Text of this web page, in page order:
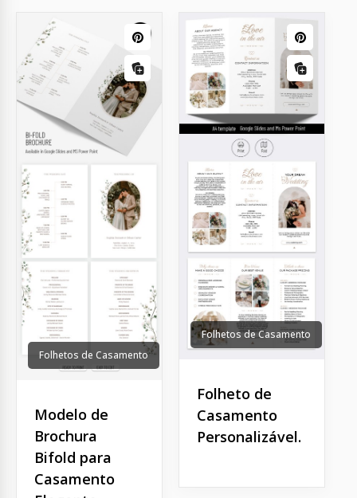
Folhetos de Casamento
Modelo de
Brochura
Bifold para
Casamento
Folhetos de Casamento
Folheto de
Casamento
Personalizável.